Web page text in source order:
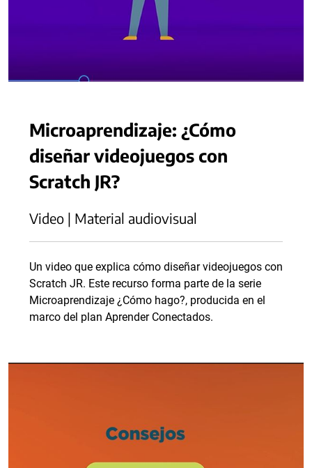
Microaprendizaje: ¿Cómo
diseñar videojuegos con
Scratch JR?
Video | Material audiovisual
Un video que explica cómo diseñar videojuegos con
Scratch JR. Este recurso forma parte de la serie
Microaprendizaje ¿Cómo hago?, producida en el
marco del plan Aprender Conectados.